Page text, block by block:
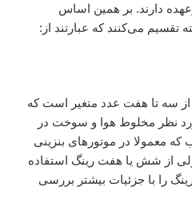
دارند. بر همین اساس
تقسیم می‌کنند که عبارتند از:
از سه تا هفت عدد متغیر است که
نظر مخلوط هوا و سوخت در
که معمولا در موتورهای بنزینی
از شش یا هفت رینگ استفاده
را با جزئیات بیشتر بررسی